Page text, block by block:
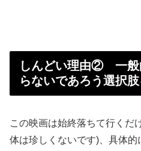
しんどい理由② 一般
らないであろう選択
この映画は始終落ちて行くだ
体は珍しくないです)、具体